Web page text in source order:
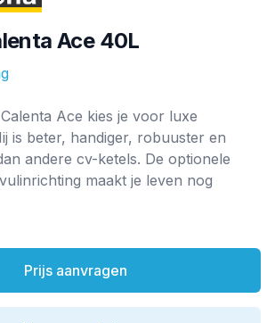
Ace 40L
Ace kies je voor luxe
is beter, handiger, robuuster en
andere cv-ketels. De optionele
maakt je leven nog
Prijs aanvragen